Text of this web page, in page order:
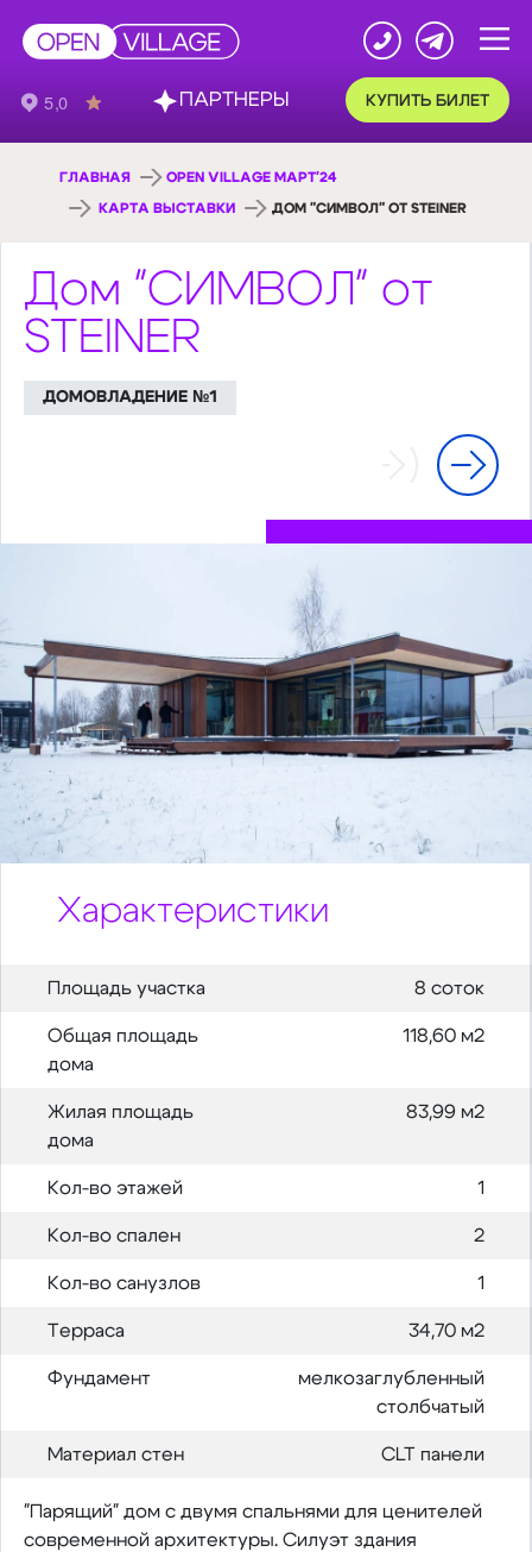
КУПИТЬ БИЛЕТ
ГЛАВНАЯ OPEN VILLAGE МАРТ'24
КАРТА ВЫСТАВКИ ДОМ "СИМВОЛ" ОТ STEINER
Дом "СИМВОЛ" от
STEINER
ДОМОВЛАДЕНИЕ №1
Характеристики
Площадь участка 8 соток
Общая площадь
дома
118,60 м2
Жилая площадь
дома
83,99 м2
Кол-во этажей 1
Кол-во спален 2
Кол-во санузлов 1
Терраса 34,70 м2
Фундамент
мелкозаглубленный
столбчатый
Материал стен CLT панели
"Парящий" дом с двумя спальнями для ценителей
современной архитектуры. Силуэт здания